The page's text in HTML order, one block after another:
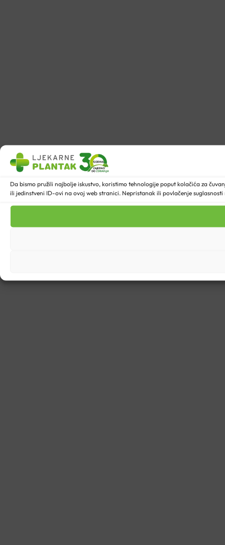
Da bismo pružili najbolje iskustvo, koristimo tehnologije poput kolačića za
ili jedinstveni ID-ovi na ovoj web stranici. Nepristanak ili povlačenje